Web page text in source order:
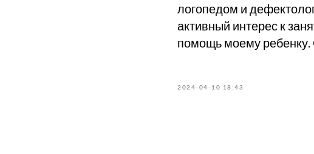
логопедом и
активный интерес к
помощь моему
2024-04-10 18:43